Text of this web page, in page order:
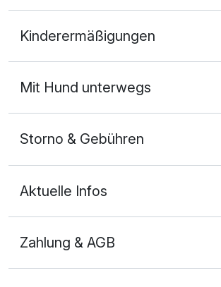
2 Erwachsene und 1 Kind
Kinderermäßigungen
Mit Hund unterwegs
Storno & Gebühren
Aktuelle Infos
Zahlung & AGB